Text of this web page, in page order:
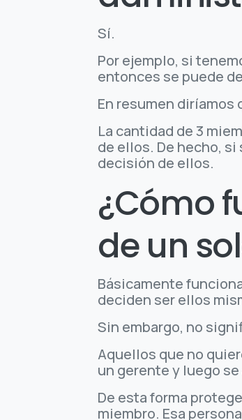
Sí.
Por ejemplo, si
entonces se puede
En resumen
La cantidad de 3
de ellos. De hecho,
decisión de ellos.
¿Cómo
de un
Básicamente
deciden ser ellos
Sin embargo, no
Aquellos que no
un gerente y luego
De esta forma
miembro. Esa